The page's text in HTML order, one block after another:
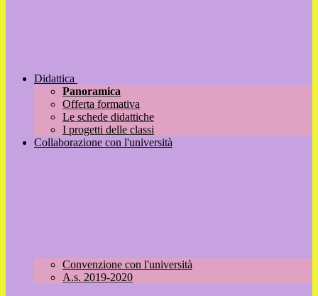
Didattica
Panoramica
Offerta formativa
Le schede didattiche
I progetti delle classi
Collaborazione con l'università
Convenzione con l'università
A.s. 2019-2020